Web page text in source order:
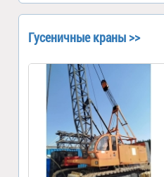
Гусеничные краны >>